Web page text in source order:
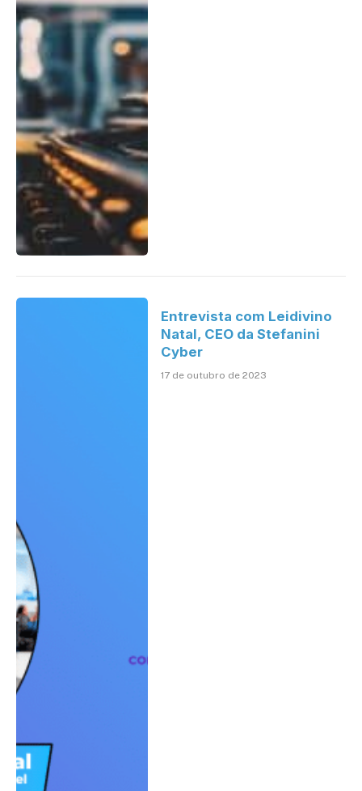
Entrevista com Leidivino
Natal, CEO da Stefanini
Cyber
17 de outubro de 2023